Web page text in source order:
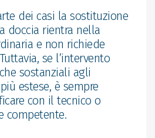
dei casi la sostituzione
doccia rientra nella
e non richiede
se l’intervento
sostanziali agli
estese, è sempre
con il tecnico o
competente.